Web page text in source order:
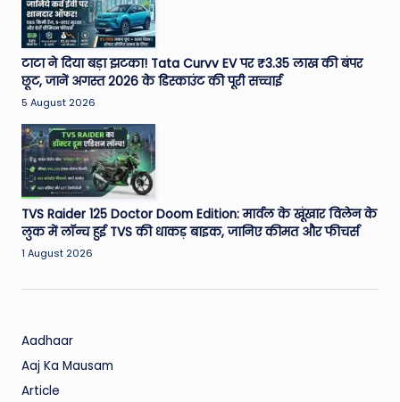
टाटा ने दिया बड़ा झटका! Tata Curvv EV पर ₹3.35 लाख की बंपर
छूट, जानें अगस्त 2026 के डिस्काउंट की पूरी सच्चाई
5 August 2026
TVS Raider 125 Doctor Doom Edition: मार्वल के खूंखार विलेन के
लुक में लॉन्च हुई TVS की धाकड़ बाइक, जानिए कीमत और फीचर्स
1 August 2026
Aadhaar
Aaj Ka Mausam
Article